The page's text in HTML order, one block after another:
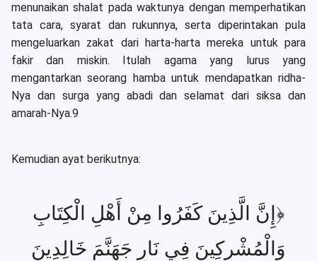
menunaikan shalat pada waktunya dengan memperhatikan
tata cara, syarat dan rukunnya, serta diperintakan pula
mengeluarkan zakat dari harta-harta mereka untuk para
fakir dan miskin. Itulah agama yang lurus yang
mengantarkan seorang hamba untuk mendapatkan ridha-
Nya dan surga yang abadi dan selamat dari siksa dan
amarah-Nya.9
Kemudian ayat berikutnya:
﴿إِنَّ الَّذِينَ كَفَرُوا مِنْ أَهْلِ الْكِتَابِ
وَالْمُشْرِكِينَ فِي نَارِ جَهَنَّمَ خَالِدِينَ